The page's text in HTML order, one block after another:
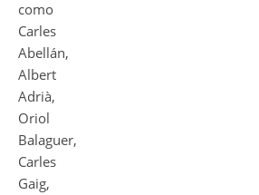
como
Carles
Abellán,
Albert
Adrià,
Oriol
Balaguer,
Carles
Gaig,